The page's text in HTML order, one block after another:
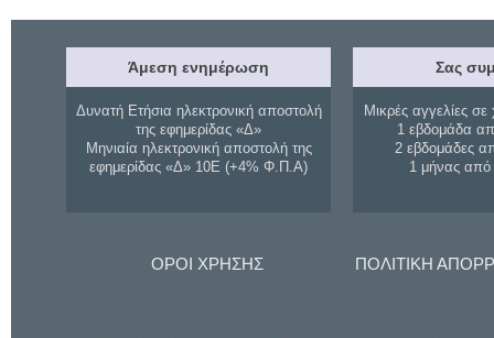
Άμεση ενημέρωση
Δυνατή Ετήσια ηλεκτρονική αποστολή
της εφημερίδας «Δ»
Μηνιαία ηλεκτρονική αποστολή της
εφημερίδας «Δ» 10Ε (+4% Φ.Π.Α)
Σας
Μικρές αγγελίες σε
1 εβδομάδα
2 εβδομάδες
1 μήνας
ΟΡΟΙ ΧΡΗΣΗΣ ΠΟΛΙΤΙΚΗ